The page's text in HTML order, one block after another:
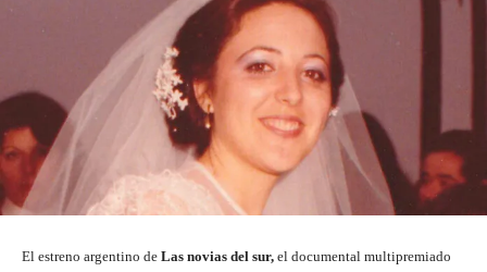
El estreno argentino de Las novias del sur, el documental multipremiado